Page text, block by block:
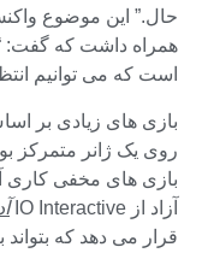
حال.” این موضوع
همراه داشت که گفت:
است که می توانیم
بازی های زیادی بر
روی یک ژانر متمرکز
بازی های مخفی کاری
آزاد از IO Interactive
قرار می دهد که